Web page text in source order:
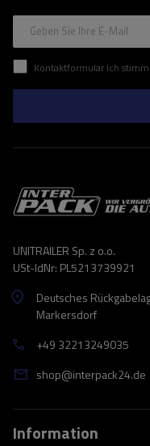
Geben Sie Ihre E-Mail
Kontaktformular Ich stimme der Verarbeitung meiner im
UNITRAILER Sp. z o.o.
USt-IdNr: PL5213739921
Deutsches
Markersdorf
+49 32213249035
shop@interpack24.de
Information